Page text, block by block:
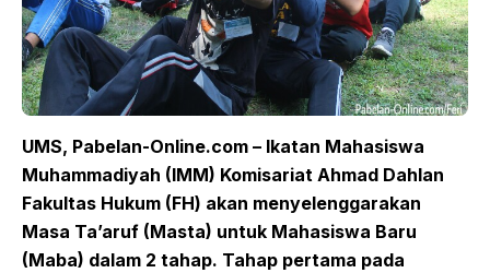
UMS, Pabelan-Online.com – Ikatan Mahasiswa
Muhammadiyah (IMM) Komisariat Ahmad Dahlan
Fakultas Hukum (FH) akan menyelenggarakan
Masa Ta’aruf (Masta) untuk Mahasiswa Baru
(Maba) dalam 2 tahap. Tahap pertama pada